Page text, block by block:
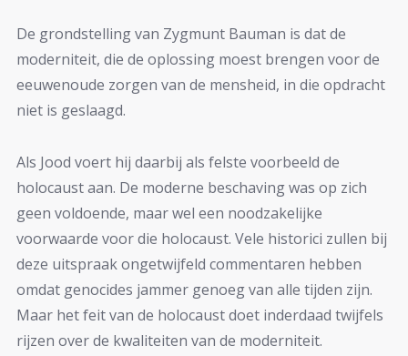
De grondstelling van Zygmunt Bauman is dat de
moderniteit, die de oplossing moest brengen voor de
eeuwenoude zorgen van de mensheid, in die opdracht
niet is geslaagd.
Als Jood voert hij daarbij als felste voorbeeld de
holocaust aan. De moderne beschaving was op zich
geen voldoende, maar wel een noodzakelijke
voorwaarde voor die holocaust. Vele historici zullen bij
deze uitspraak ongetwijfeld commentaren hebben
omdat genocides jammer genoeg van alle tijden zijn.
Maar het feit van de holocaust doet inderdaad twijfels
rijzen over de kwaliteiten van de moderniteit.